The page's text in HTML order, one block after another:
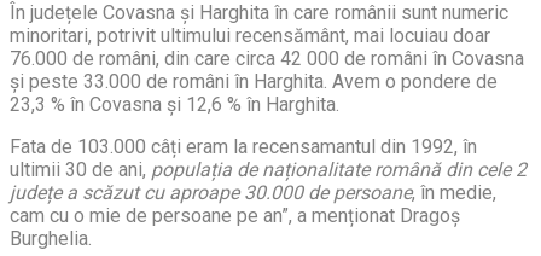
În județele Covasna și Harghita în care românii sunt numeric
minoritari, potrivit ultimului recensământ, mai locuiau doar
76.000 de români, din care circa 42 000 de români în Covasna
și peste 33.000 de români în Harghita. Avem o pondere de
23,3 % în Covasna și 12,6 % în Harghita.
Fata de 103.000 câți eram la recensamantul din 1992, în
ultimii 30 de ani, populația de naționalitate română din cele 2
județe a scăzut cu aproape 30.000 de persoane, în medie,
cam cu o mie de persoane pe an”, a menționat Dragoș
Burghelia.